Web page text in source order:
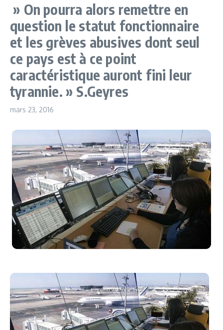
» On pourra alors remettre en
question le statut fonctionnaire
et les grèves abusives dont seul
ce pays est à ce point
caractéristique auront fini leur
tyrannie. » S.Geyres
mars 23, 2016